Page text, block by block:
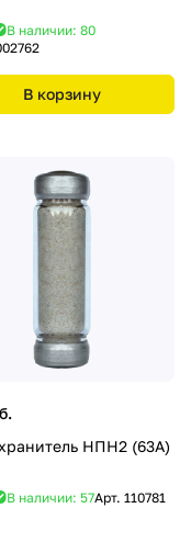
В наличии: 80
В корзину
НПН2 (63А)
В наличии: 57Арт. 110781